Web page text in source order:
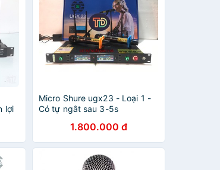
lợi
Micro Shure ugx23 - Loại 1 -
Có tự ngắt sau 3-5s
1.800.000 đ